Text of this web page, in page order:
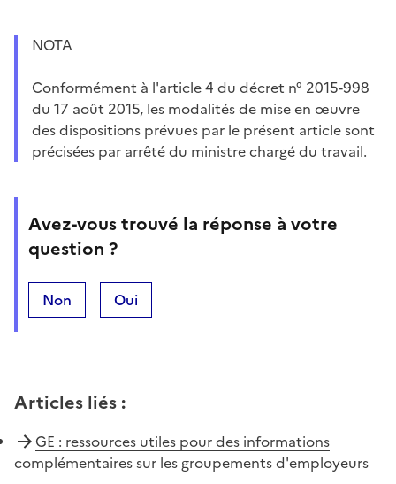
NOTA
Conformément à l'article 4 du décret n° 2015-998
du 17 août 2015, les modalités de mise en œuvre
des dispositions prévues par le présent article sont
précisées par arrêté du ministre chargé du travail.
Avez-vous trouvé la réponse à votre
question ?
Non Oui
Articles liés :
GE : ressources utiles pour des informations
complémentaires sur les groupements d'employeurs